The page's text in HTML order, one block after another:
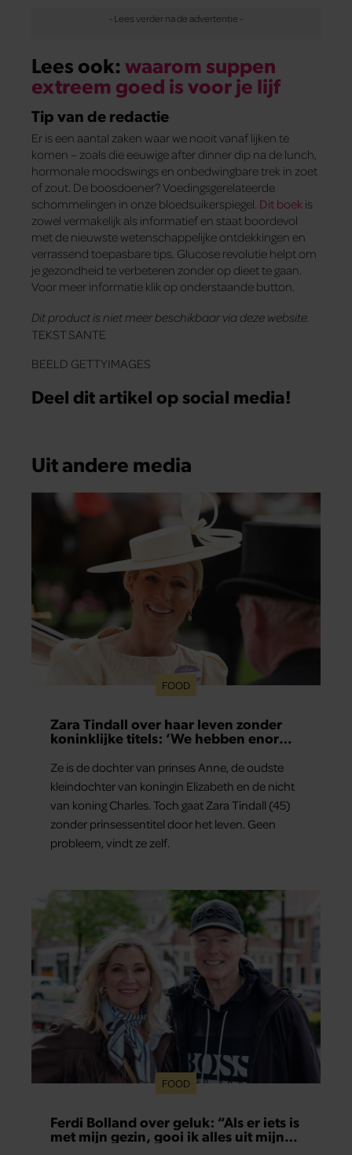
Lees ook:waarom suppen
extreem goed is voor je lijf
Tip van de redactie
Er is een aantal zaken waar we nooit vanaf lijken te
komen – zoals die eeuwige after dinner dip na de lunch,
hormonale moodswings en onbedwingbare trek in zoet
of zout. De boosdoener? Voedingsgerelateerde
schommelingen in onze bloedsuikerspiegel. Dit boek is
zowel vermakelijk als informatief en staat boordevol
met de nieuwste wetenschappelijke ontdekkingen en
verrassend toepasbare tips. Glucose revolutie helpt om
je gezondheid te verbeteren zonder op dieet te gaan.
Voor meer informatie klik op onderstaande button.
Dit product is niet meer beschikbaar via deze website.
TEKST SANTE
BEELD GETTYIMAGES
Deel dit artikel op social media!
Uit andere media
FOOD
Zara Tindall over haar leven zonder
koninklijke titels: ‘We hebben enorm
Ze is de dochter van prinses Anne, de oudste
kleindochter van koningin Elizabeth en de nicht
van koning Charles. Toch gaat Zara Tindall (45)
zonder prinsessentitel door het leven. Geen
probleem, vindt ze zelf.
FOOD
Ferdi Bolland over geluk: “Als er iets is
met mijn gezin, gooi ik alles uit mijn